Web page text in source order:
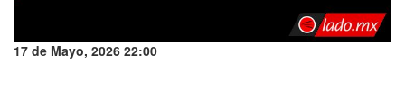
17 de Mayo, 2026 22:00